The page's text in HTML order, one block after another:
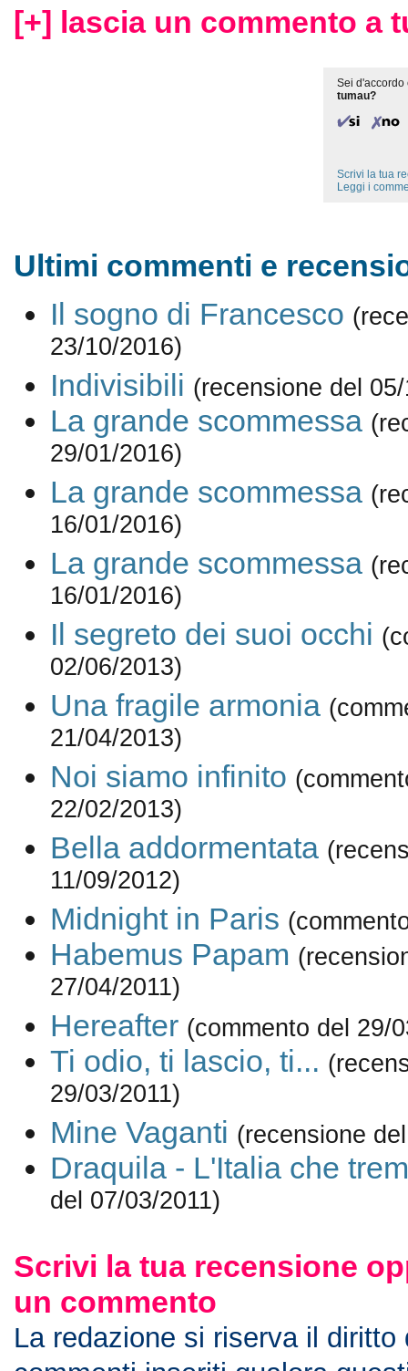
[+] lascia un commento a
Sei d'accordo
tumau?
Scrivi la tua
Leggi i
Ultimi commenti e
Il sogno di Francesco
23/10/2016)
Indivisibili (recensione del
La grande scommessa
29/01/2016)
La grande scommessa
16/01/2016)
La grande scommessa
16/01/2016)
Il segreto dei suoi occhi
02/06/2013)
Una fragile armonia
21/04/2013)
Noi siamo infinito
22/02/2013)
Bella addormentata
11/09/2012)
Midnight in Paris
Habemus Papam
27/04/2011)
Hereafter (commento del 29/
Ti odio, ti lascio, ti...
29/03/2011)
Mine Vaganti (recensione
Draquila - L'Italia che
del 07/03/2011)
Scrivi la tua recensione
un commento
La redazione si riserva il diritto